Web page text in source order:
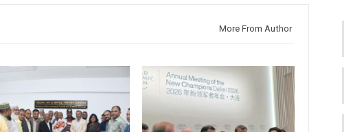
More From Author